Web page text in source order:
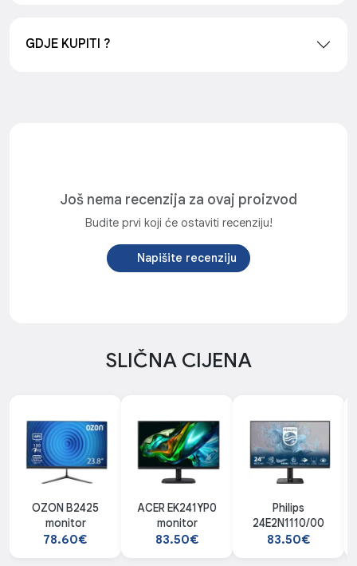
GDJE KUPITI ?
Još nema recenzija za ovaj proizvod
Budite prvi koji će ostaviti recenziju!
Napišite recenziju
SLIČNA CIJENA
OZON B2425
monitor
78.60€
ACER EK241YP0
monitor
83.50€
Philips
24E2N1110/00
83.50€